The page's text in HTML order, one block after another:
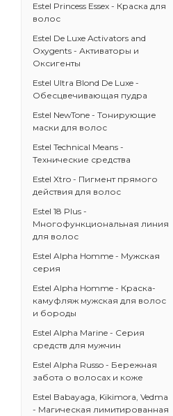
Estel Princess Essex - Краска для
волос
Estel De Luxe Activators and
Oxygents - Активаторы и
Оксигенты
Estel Ultra Blond De Luxe -
Обесцвечивающая пудра
Estel NewTone - Тонирующие
маски для волос
Estel Technical Means -
Технические средства
Estel Xtro - Пигмент прямого
действия для волос
Estel 18 Plus -
Многофункциональная линия
для волос
Estel Alpha Homme - Мужская
серия
Estel Alpha Homme - Краска-
камуфляж мужская для волос
и бороды
Estel Alpha Marine - Серия
средств для мужчин
Estel Alpha Russo - Бережная
забота о волосах и коже
Estel Babayaga, Kikimora, Vedma
- Магическая лимитированная